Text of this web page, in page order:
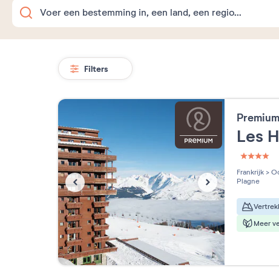
Filters
Les
4
Frankrijk >
Plagne
Meer